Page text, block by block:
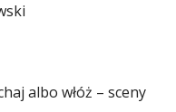
albo włóż – sceny